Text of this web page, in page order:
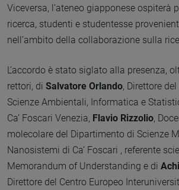
Viceversa, l’ateneo giapponese ospiterà
ricerca, studenti e studentesse
nell’ambito della collaborazione sulla
L’accordo è stato siglato alla presenza,
rettori, di Salvatore Orlando, Direttore
Scienze Ambientali, Informatica e
Ca’ Foscari Venezia, Flavio Rizzolio,
molecolare del Dipartimento di Scienze
Nanosistemi di Ca’ Foscari , referente
Memorandum of Understanding e di
Direttore del Centro Europeo